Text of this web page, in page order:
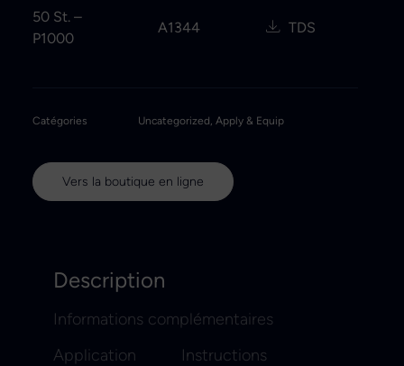
50 St. –
P1000
A1344 TDS
Catégories Uncategorized, Apply & Equip
Vers la boutique en ligne
Description
Informations complémentaires
Application
Instructions